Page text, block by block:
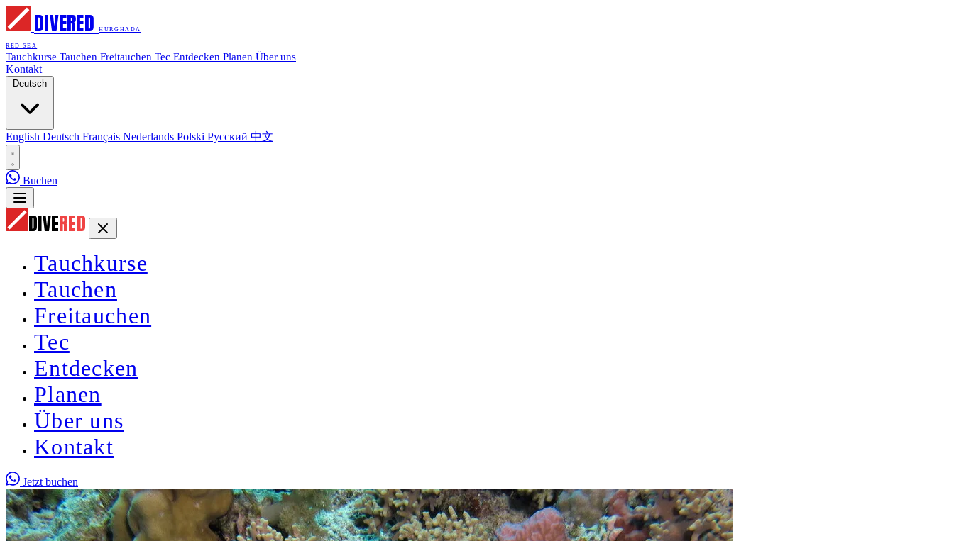
DIVERED HURGHADA
RED SEA
Tauchkurse Tauchen Freitauchen Tec Entdecken Planen Über uns
Kontakt
Deutsch
English Deutsch Français Nederlands Polski Русский 中文
Buchen
DIVERED
Tauchkurse
Tauchen
Freitauchen
Tec
Entdecken
Planen
Über uns
Kontakt
Jetzt buchen